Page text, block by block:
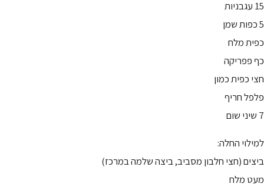
15 עגבניות
5 כפות שמן
כפית מלח
כף פפריקה
חצי כפית כמון
פלפל חריף
7 שיני שום
למילוי החלה:
ביצים (חצי חלבון מסביב, ביצה שלמה במרכז)
מעט מלח